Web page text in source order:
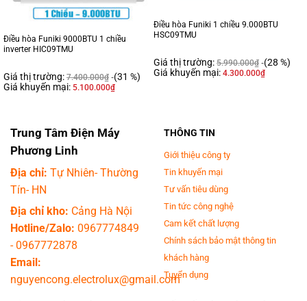
Điều hòa Funiki 9000BTU 1 chiều
inverter HIC09TMU
Giá thị trường: 7.400.000₫ (31 %)
Giá khuyến mại: 5.100.000₫
Điều hòa Funiki 1 chiều 9.000BTU
HSC09TMU
Giá thị trường: 5.990.000₫ (28 %)
Giá khuyến mại: 4.300.000₫
Trung Tâm Điện Máy
Phương Linh
Địa chỉ: Tự Nhiên- Thường
Tín- HN
Địa chỉ kho: Cảng Hà Nội
Hotline/Zalo: 0967774849
-0967772878
Email:
nguyencong.electrolux@gmail.com
THÔNG TIN
Giới thiệu công ty
Tin khuyến mại
Tư vấn tiêu dùng
Tin tức công nghệ
Cam kết chất lượng
Chính sách bảo mật thông tin
khách hàng
Tuyển dụng